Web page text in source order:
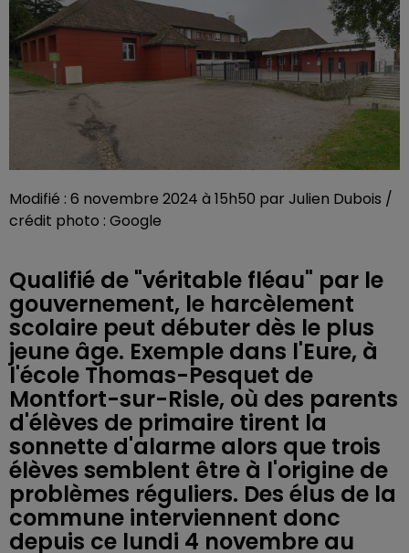
Modifié : 6 novembre 2024 à 15h50 par Julien Dubois /
crédit photo : Google
Qualifié de "véritable fléau" par le
gouvernement, le harcèlement
scolaire peut débuter dès le plus
jeune âge. Exemple dans l'Eure, à
l'école Thomas-Pesquet de
Montfort-sur-Risle, où des parents
d'élèves de primaire tirent la
sonnette d'alarme alors que trois
élèves semblent être à l'origine de
problèmes réguliers. Des élus de la
commune interviennent donc
depuis ce lundi 4 novembre au